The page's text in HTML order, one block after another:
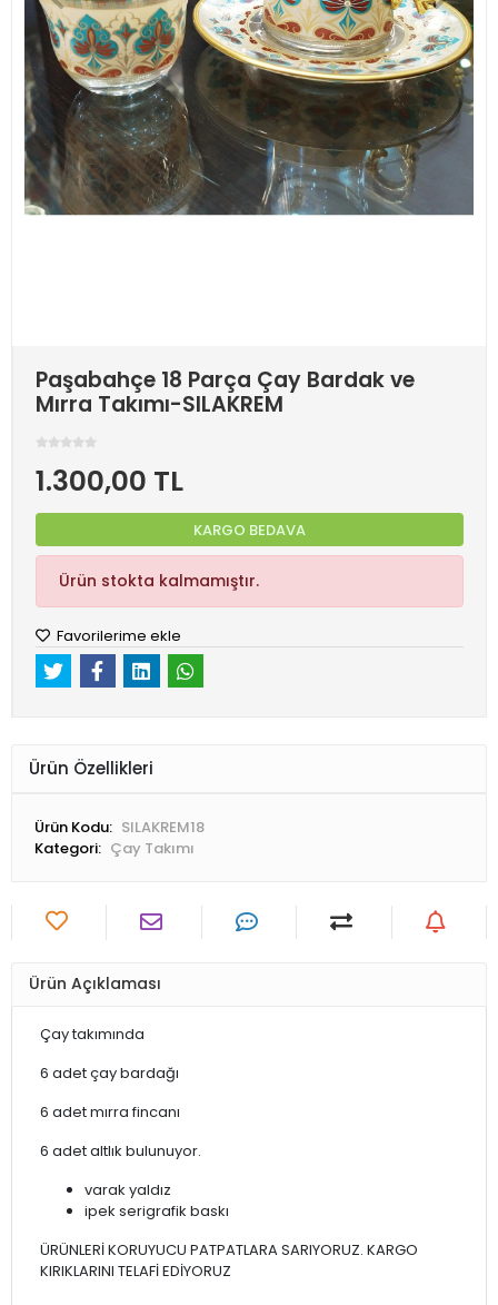
Paşabahçe 18 Parça Çay Bardak ve
Mırra Takımı-SILAKREM
1.300,00 TL
KARGO BEDAVA
Ürün stokta kalmamıştır.
Favorilerime ekle
Ürün Özellikleri
Ürün Kodu: SILAKREM18
Kategori: Çay Takımı
Ürün Açıklaması
Çay takımında
6 adet çay bardağı
6 adet mırra fincanı
6 adet altlık bulunuyor.
varak yaldız
ipek serigrafik baskı
ÜRÜNLERİ KORUYUCU PATPATLARA SARIYORUZ. KARGO
KIRIKLARINI TELAFİ EDİYORUZ